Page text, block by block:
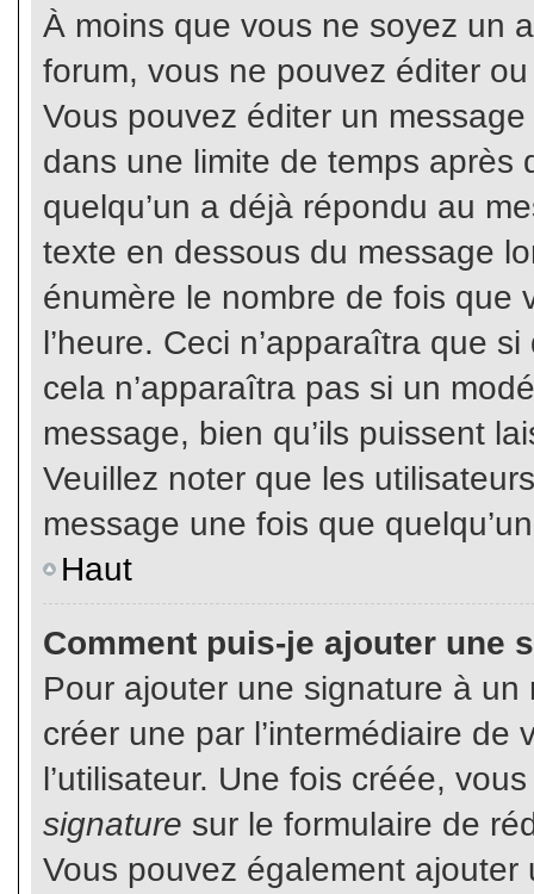
À moins que vous ne soyez un
forum, vous ne pouvez éditer
Vous pouvez éditer un
dans une limite de temps après
quelqu’un a déjà répondu au
texte en dessous du message
énumère le nombre de fois que
l’heure. Ceci n’apparaîtra que
cela n’apparaîtra pas si un
message, bien qu’ils puissent
Veuillez noter que les
message une fois que
Haut
Comment puis-je ajouter une
Pour ajouter une signature à un
créer une par l’intermédiaire
l’utilisateur. Une fois créée,
signature sur le formulaire de
Vous pouvez également